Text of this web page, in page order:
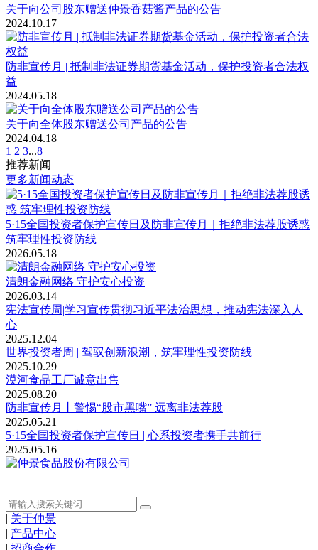
关于向公司股东赠送仲景香菇酱产品的公告
2024.10.17
防非宣传月 | 抵制非法证券期货基金活动，保护投资者合法权
益
2024.05.18
关于向全体股东赠送公司产品的公告
2024.04.18
1 2 3...8
推荐新闻
更多新闻动态
5·15全国投资者保护宣传日及防非宣传月｜拒绝非法荐股诱惑
筑牢理性投资防线
2026.05.18
清朗金融网络 守护安心投资
2026.03.14
宪法宣传周|学习宣传贯彻习近平法治思想，推动宪法深入人
心
2025.12.04
世界投资者周 | 驾驭创新浪潮，筑牢理性投资防线
2025.10.29
漠河食品工厂诚意出售
2025.08.20
防非宣传月丨警惕“股市黑嘴” 远离非法荐股
2025.05.21
5·15全国投资者保护宣传日 | 心系投资者携手共前行
2025.05.16
| 关于仲景
| 产品中心